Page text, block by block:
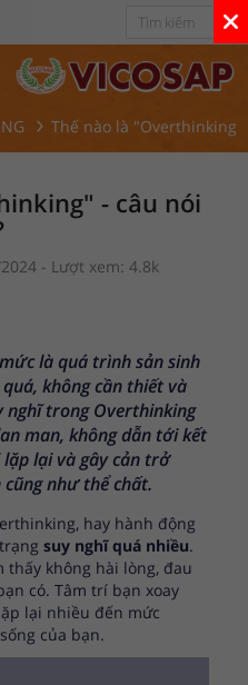
Thế nào là
- câu nói
- Lượt xem: 4.8k
là quá trình sản sinh
không cần thiết và
nghĩ trong Overthinking
man, không dẫn tới kết
lại và gây cản trở
như thể chất.
hay hành động
suy nghĩ quá nhiều.
thấy không hài lòng, đau
có. Tâm trí bạn xoay
lại nhiều đến mức
của bạn.